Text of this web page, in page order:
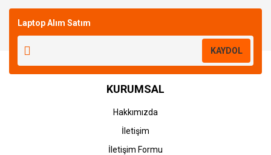
Laptop Alım Satım
KAYDOL
KURUMSAL
Hakkımızda
İletişim
İletişim Formu